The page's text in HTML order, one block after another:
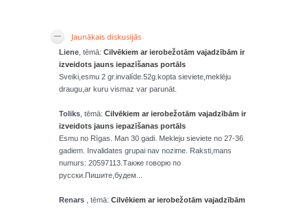
Jaunākais diskusijās
Liene , tēmā: Cilvēkiem ar ierobežotām vajadzībām ir
izveidots jauns iepazīšanas portāls
Sveiki,esmu 2 gr.invalíde.52g.kopta sieviete,meklēju
draugu,ar kuru vismaz var parunāt.
Toliks , tēmā: Cilvēkiem ar ierobežotām vajadzībām ir
izveidots jauns iepazīšanas portāls
Esmu no Rīgas. Man 30 gadi. Mekleju sieviete no 27-36
gadiem. Invalidates grupai nav nozime. Raksti,mans
numurs: 20597113.Также говорю по
русски.Пишите,будем...
Renars , tēmā: Cilvēkiem ar ierobežotām vajadzībām